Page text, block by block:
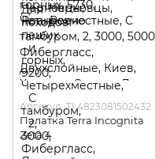
Артикул: TI 4823081502432
Палатка Terra Incognita
Zeta 4